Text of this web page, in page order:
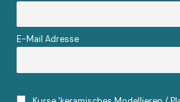
E-Mail Adresse